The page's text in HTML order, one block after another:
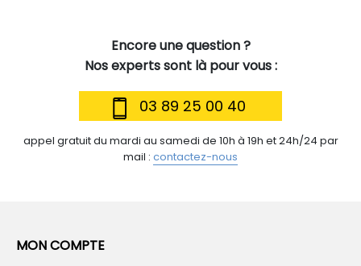
Encore une question ?
Nos experts sont là pour vous :
03 89 25 00 40
appel gratuit du mardi au samedi de 10h à 19h et 24h/24 par
mail : contactez-nous
MON COMPTE